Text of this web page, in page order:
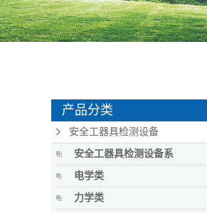
产品分类
安全工器具检测设备
安全工器具检测设备系
电学类
力学类